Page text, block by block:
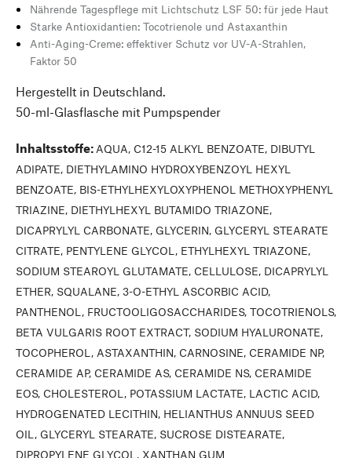
Nährende Tagespflege mit Lichtschutz LSF 50: für jede Haut
Starke Antioxidantien: Tocotrienole und Astaxanthin
Anti-Aging-Creme: effektiver Schutz vor UV-A-Strahlen,
Faktor 50
Hergestellt in Deutschland.
50-ml-Glasflasche mit Pumpspender
Inhaltsstoffe: AQUA, C12-15 ALKYL BENZOATE, DIBUTYL
ADIPATE, DIETHYLAMINO HYDROXYBENZOYL HEXYL
BENZOATE, BIS-ETHYLHEXYLOXYPHENOL METHOXYPHENYL
TRIAZINE, DIETHYLHEXYL BUTAMIDO TRIAZONE,
DICAPRYLYL CARBONATE, GLYCERIN, GLYCERYL STEARATE
CITRATE, PENTYLENE GLYCOL, ETHYLHEXYL TRIAZONE,
SODIUM STEAROYL GLUTAMATE, CELLULOSE, DICAPRYLYL
ETHER, SQUALANE, 3-O-ETHYL ASCORBIC ACID,
PANTHENOL, FRUCTOOLIGOSACCHARIDES, TOCOTRIENOLS,
BETA VULGARIS ROOT EXTRACT, SODIUM HYALURONATE,
TOCOPHEROL, ASTAXANTHIN, CARNOSINE, CERAMIDE NP,
CERAMIDE AP, CERAMIDE AS, CERAMIDE NS, CERAMIDE
EOS, CHOLESTEROL, POTASSIUM LACTATE, LACTIC ACID,
HYDROGENATED LECITHIN, HELIANTHUS ANNUUS SEED
OIL, GLYCERYL STEARATE, SUCROSE DISTEARATE,
DIPROPYLENE GLYCOL, XANTHAN GUM